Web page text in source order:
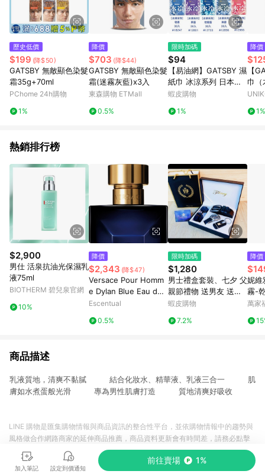
歷史低價
$199 (降$50)
GATSBY 無敵顯色染髮
霜35g+70ml
PChome 24h購物
1%
降價
$703 (降$44)
GATSBY 無敵顯色染髮
霜(迷霧灰藍)x3入
東森購物 ETMall
0.5%
限時加碼
$94
【易油網】GATSBY 濕
紙巾 冰涼系列 日本原
裝 涼感濕潤 抗菌濕紙
蝦皮購物
1%
降價
【
巾（
1%
熱銷排行榜
$2,900
男仕 活泉抗油光保濕乳
液75ml
BIOTHERM 碧兒泉官網
10%
降價
$2,343 (降$47)
Versace Pour Homm
e Dylan Blue Eau de
Toilette Spray 50ml
Escentual
0.5%
限時加碼
$1,280
男士禮盒套裝、七夕 父
親節禮物 送男友 送男
生禮物 送爸爸 男士禮
物 實用禮物男友生日禮
蝦皮購物
7.2%
降價
妮維
霧-
萬家
商品描述
乳液質地，清爽不黏膩 結合化妝水、精華液、乳液三合一 肌
膚如水煮蛋般光滑 專為男性肌膚打造 質地清爽好吸收
加入筆記 設定到價通知
前往賣場 1%
LINE 購物是匯集購物情報與商品資訊的整合性平台，並依購物情報中的趨勢與
風格做合作網路商家的延伸商品推薦，商品資料更新會有時間差，請務必點擊
商品至各合作網路商家，確認現售價與購物條件，一切資訊以合作廠商網頁為
準。